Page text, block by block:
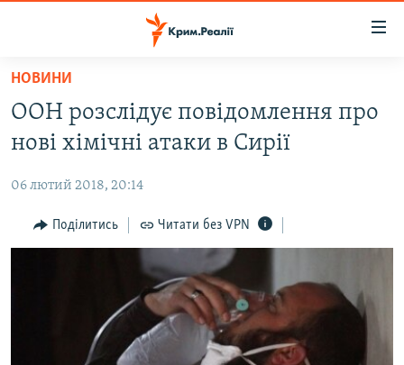
Перейти
основного
матеріалу
до
навігації
Перейти
ВОДА.КРИМ
ПОЛІТИКА
БЛОГИ
ВСЕ ЗА ДЕНЬ
СПЕЦПРОЕКТИ
НОВИНИ
ООН розслідує повідомлення про
нові хімічні атаки в Сирії
06 лютий 2018, 20:14
Поділитись Читати без VPN